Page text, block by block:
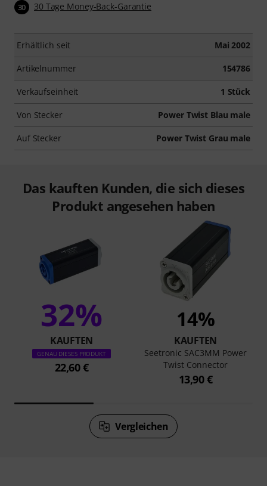
30 30 Tage Money-Back-Garantie
Erhältlich seit Mai 2002
Artikelnummer 154786
Verkaufseinheit 1 Stück
Von Stecker Power Twist Blau male
Auf Stecker Power Twist Grau male
Das kauften Kunden, die sich dieses
Produkt angesehen haben
32%
KAUFTEN
GENAU DIESES PRODUKT
22,60 €
14%
KAUFTEN
Seetronic SAC3MM Power
Twist Connector
13,90 €
Vergleichen